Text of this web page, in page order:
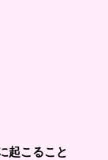
起こること